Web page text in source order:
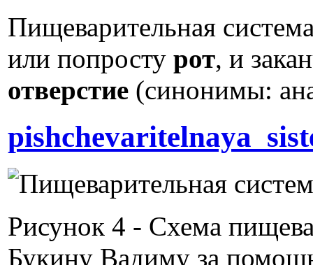
Пищеварительная
или попросту рот, и
отверстие (синонимы:
Рисунок 4 - Схема
Букину Вадиму за